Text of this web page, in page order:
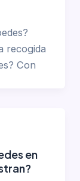
recogida
Con
en